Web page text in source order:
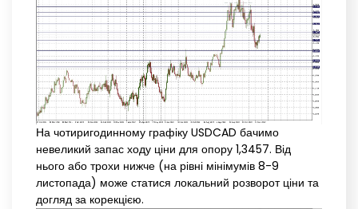
На чотиригодинному графіку USDCAD бачимо
невеликий запас ходу ціни для опору 1,3457. Від
нього або трохи нижче (на рівні мінімумів 8-9
листопада) може статися локальний розворот ціни та
догляд за корекцією.